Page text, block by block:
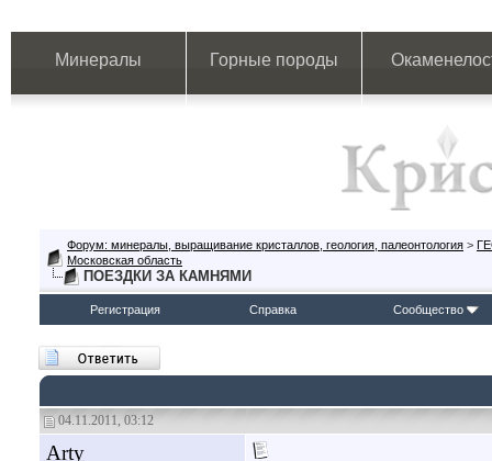
Минералы Горные породы
Форум: минералы, выращивание кристаллов, геология, палеонтология >
Московская область
ПОЕЗДКИ ЗА КАМНЯМИ
Регистрация Справка Сообщество
04.11.2011, 03:12
Arty